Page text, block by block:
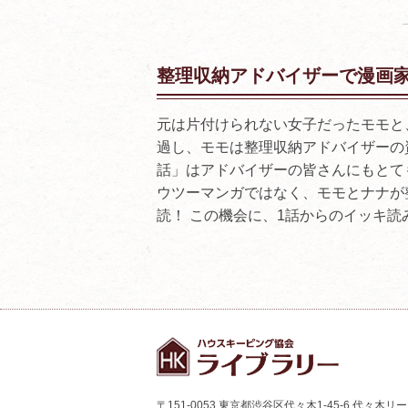
整理収納アドバイザーで漫画
元は片付けられない女子だったモモ
過し、モモは整理収納アドバイザー
話」はアドバイザーの皆さんにもと
ウツーマンガではなく、モモとナナ
読！ この機会に、1話からのイッキ読